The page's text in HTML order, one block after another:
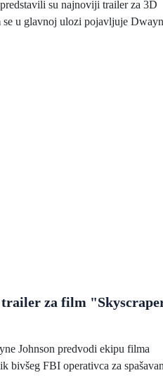
su najnoviji trailer za 3D
u glavnoj ulozi pojavljuje
za film
Johnson predvodi ekipu filma
bivšeg FBI operativca za